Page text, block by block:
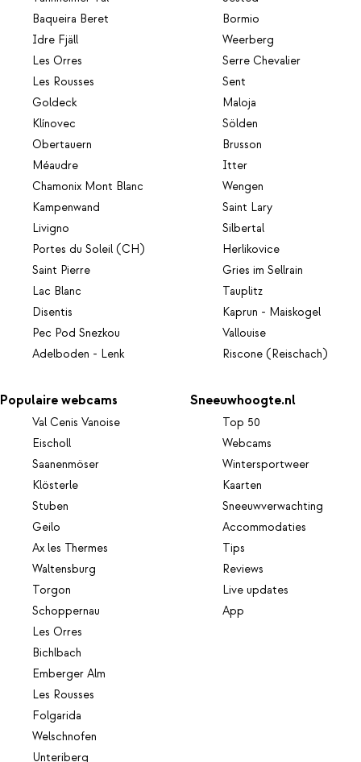
Baqueira Beret
Idre Fjäll
Les Orres
Les Rousses
Goldeck
Klínovec
Obertauern
Méaudre
Chamonix Mont Blanc
Kampenwand
Livigno
Portes du Soleil (CH)
Saint Pierre
Lac Blanc
Disentis
Pec Pod Snezkou
Adelboden - Lenk
Bormio
Weerberg
Serre Chevalier
Sent
Maloja
Sölden
Brusson
Itter
Wengen
Saint Lary
Silbertal
Herlikovice
Gries im Sellrain
Tauplitz
Kaprun - Maiskogel
Vallouise
Riscone (Reischach)
Populaire webcams
Val Cenis Vanoise
Eischoll
Saanenmöser
Klösterle
Stuben
Geilo
Ax les Thermes
Waltensburg
Torgon
Schoppernau
Les Orres
Bichlbach
Emberger Alm
Les Rousses
Folgarida
Welschnofen
Unteriberg
Sneeuwhoogte.nl
Top 50
Webcams
Wintersportweer
Kaarten
Sneeuwverwachting
Accommodaties
Tips
Reviews
Live updates
App